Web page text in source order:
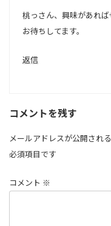
桃っさん、興味があれ
お待ちしてます。
返信
コメントを残す
メールアドレスが公開され
必須項目です
コメント ※